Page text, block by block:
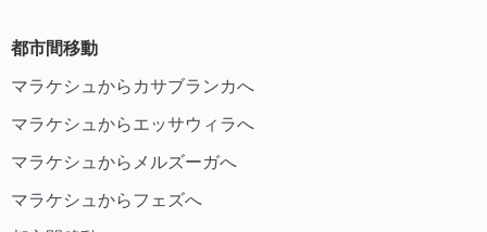
都市間移動
マラケシュからカサブランカへ
マラケシュからエッサウィラへ
マラケシュからメルズーガへ
マラケシュからフェズへ